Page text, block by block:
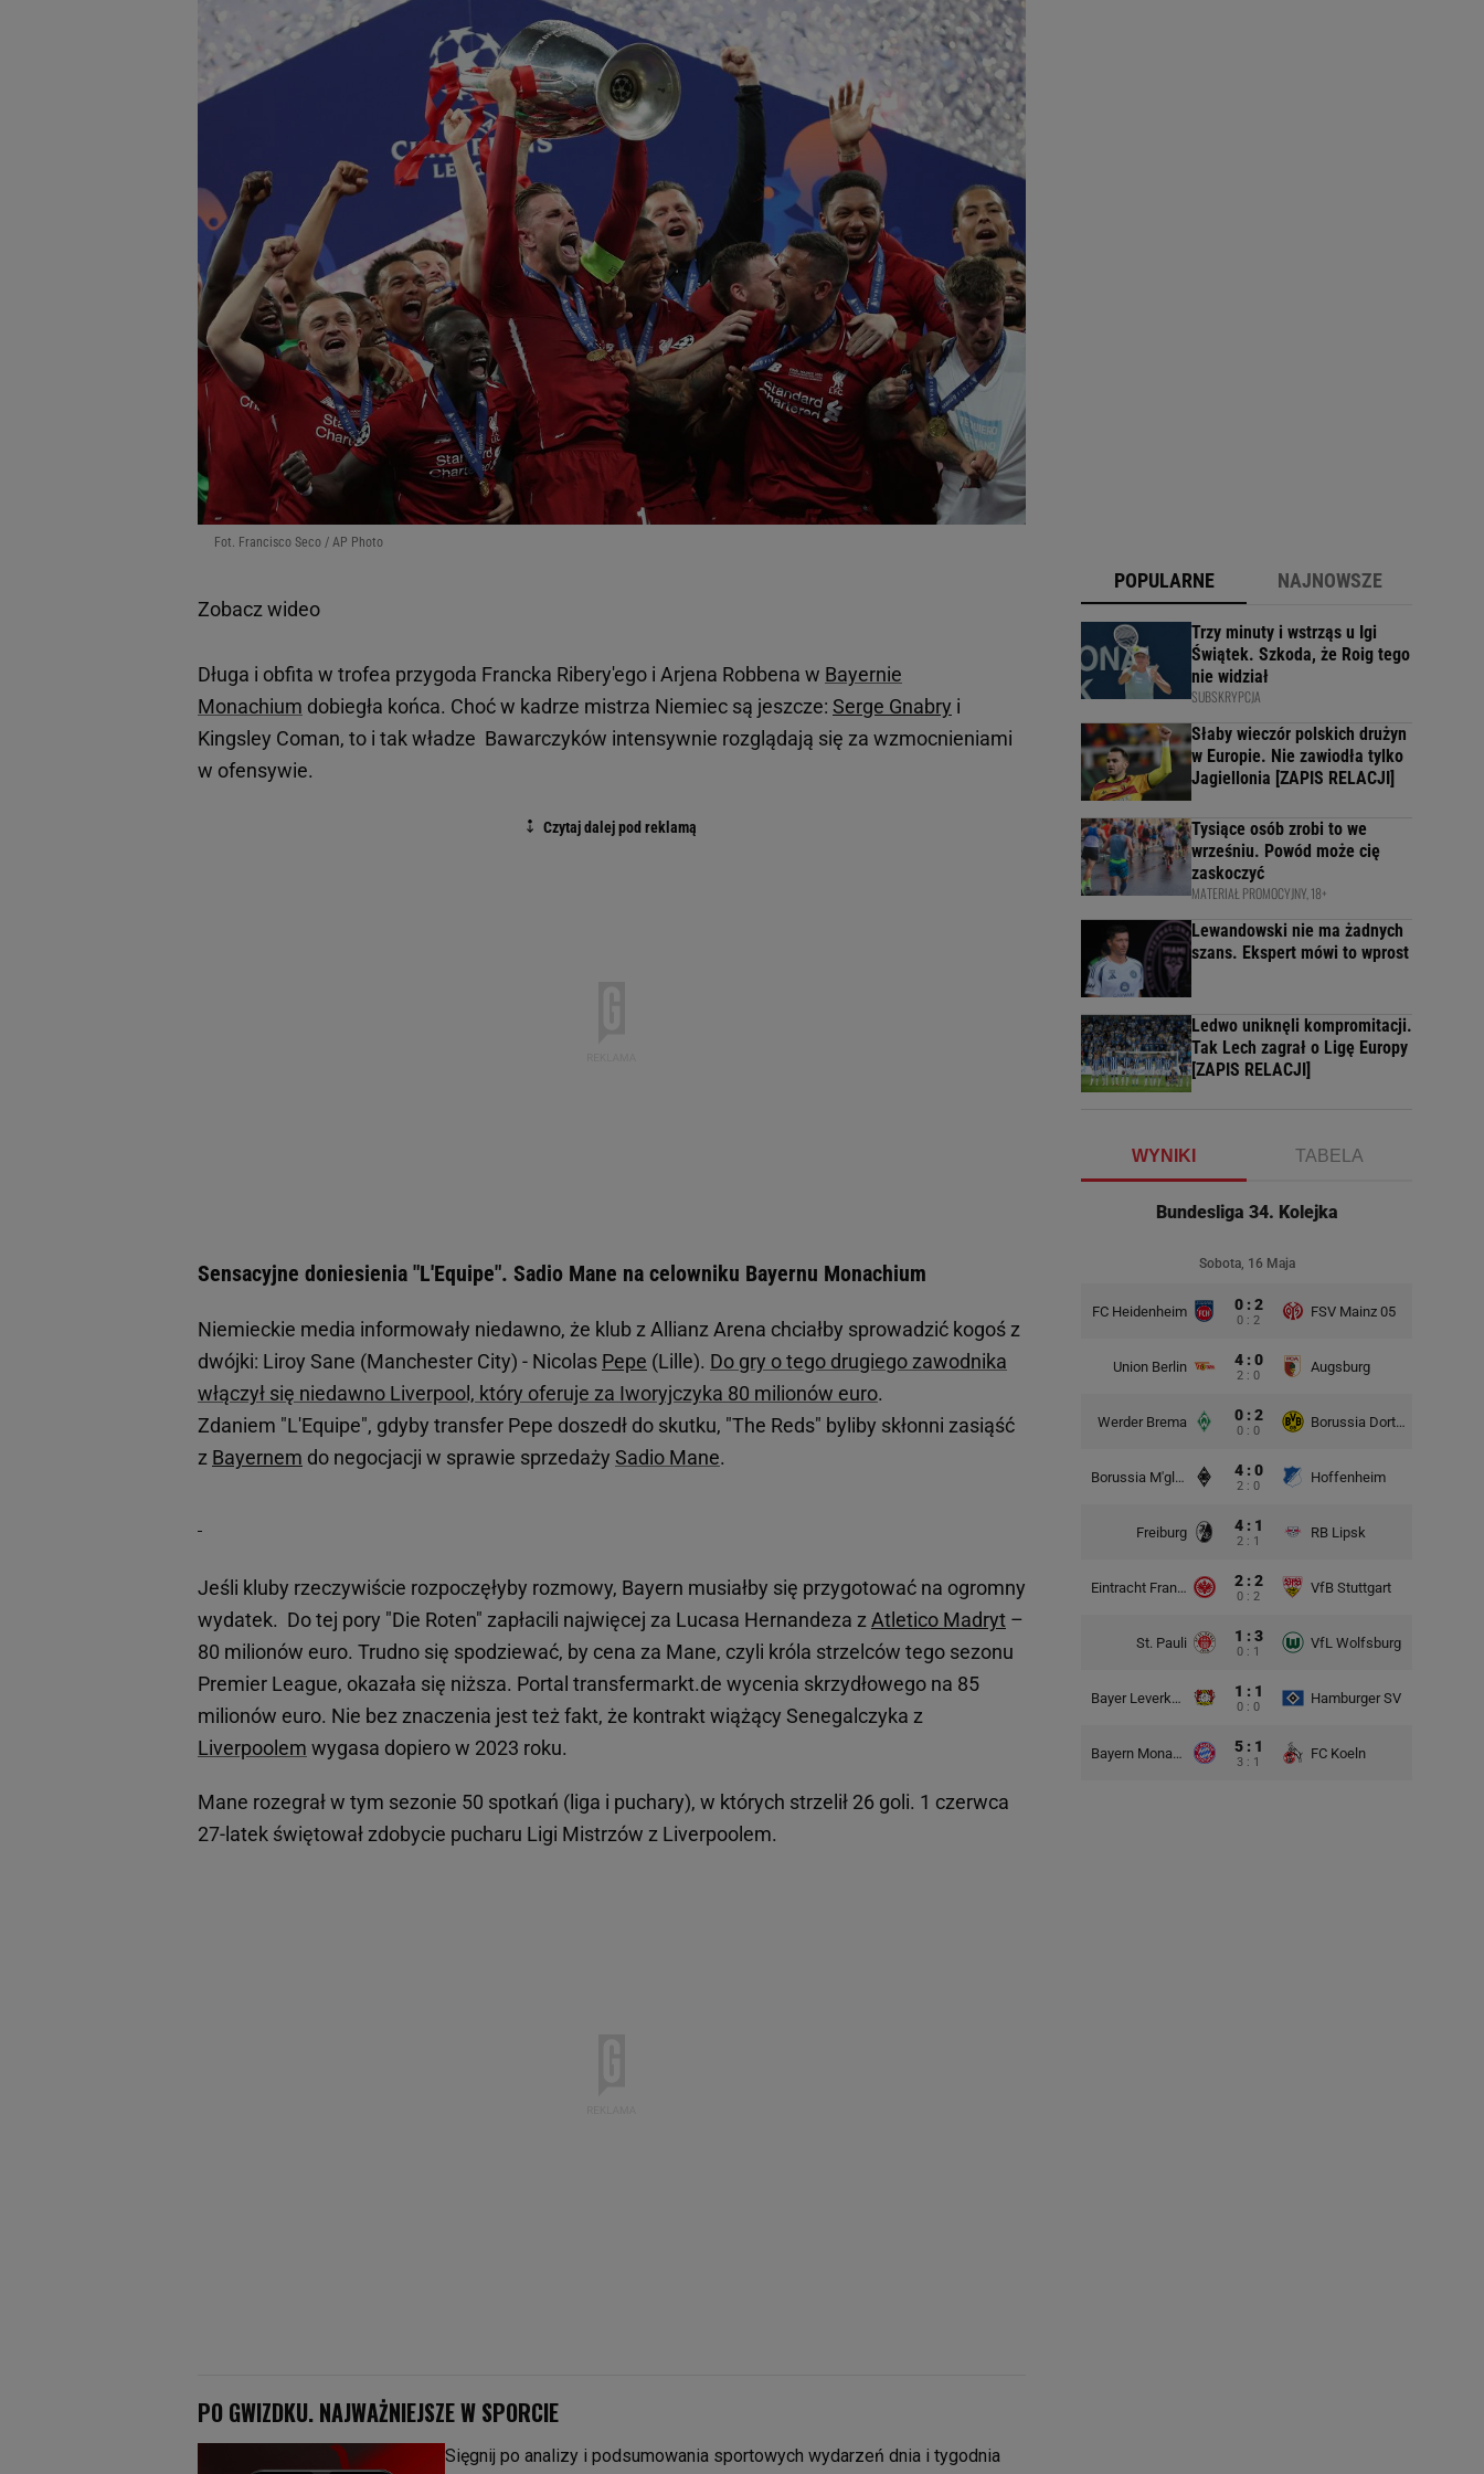
Fot. Francisco Seco / AP Photo
Zobacz wideo
Długa i obfita w trofea przygoda Francka Ribery'ego i Arjena Robbena w Bayernie
Monachium dobiegła końca. Choć w kadrze mistrza Niemiec są jeszcze: Serge Gnabry i
Kingsley Coman, to i tak władze Bawarczyków intensywnie rozglądają się za wzmocnieniami
w ofensywie.
Sensacyjne doniesienia "L'Equipe". Sadio Mane na celowniku Bayernu Monachium
Niemieckie media informowały niedawno, że klub z Allianz Arena chciałby sprowadzić kogoś z
dwójki: Liroy Sane (Manchester City) - Nicolas Pepe (Lille). Do gry o tego drugiego zawodnika
włączył się niedawno Liverpool, który oferuje za Iworyjczyka 80 milionów euro.
Zdaniem "L'Equipe", gdyby transfer Pepe doszedł do skutku, "The Reds" byliby skłonni zasiąść
z Bayernem do negocjacji w sprawie sprzedaży Sadio Mane.
Jeśli kluby rzeczywiście rozpoczęłyby rozmowy, Bayern musiałby się przygotować na ogromny
wydatek. Do tej pory "Die Roten" zapłacili najwięcej za Lucasa Hernandeza z Atletico Madryt –
80 milionów euro. Trudno się spodziewać, by cena za Mane, czyli króla strzelców tego sezonu
Premier League, okazała się niższa. Portal transfermarkt.de wycenia skrzydłowego na 85
milionów euro. Nie bez znaczenia jest też fakt, że kontrakt wiążący Senegalczyka z
Liverpoolem wygasa dopiero w 2023 roku.
Mane rozegrał w tym sezonie 50 spotkań (liga i puchary), w których strzelił 26 goli. 1 czerwca
27-latek świętował zdobycie pucharu Ligi Mistrzów z Liverpoolem.
POPULARNE NAJNOWSZE
Trzy minuty i wstrząs u Igi
Świątek. Szkoda, że Roig tego
nie widział
SUBSKRYPCJA
Słaby wieczór polskich drużyn
w Europie. Nie zawiodła tylko
Jagiellonia [ZAPIS RELACJI]
Tysiące osób zrobi to we
wrześniu. Powód może cię
zaskoczyć
MATERIAŁ PROMOCYJNY, 18+
Lewandowski nie ma żadnych
szans. Ekspert mówi to wprost
Ledwo uniknęli kompromitacji.
Tak Lech zagrał o Ligę Europy
[ZAPIS RELACJI]
WYNIKI TABELA
Bundesliga 34. Kolejka
Sobota, 16 Maja
FC Heidenheim 0 : 2
0 : 2
FSV Mainz 05
Union Berlin 4 : 0
2 : 0
Augsburg
Werder Brema 0 : 2
0 : 0
Borussia Dortmund
Borussia M'gladbach 4 : 0
2 : 0
Hoffenheim
Freiburg 4 : 1
2 : 1
RB Lipsk
Eintracht Frankfurt 2 : 2
0 : 2
VfB Stuttgart
St. Pauli 1 : 3
0 : 1
VfL Wolfsburg
Bayer Leverkusen 1 : 1
0 : 0
Hamburger SV
Bayern Monachium 5 : 1
3 : 1
FC Koeln